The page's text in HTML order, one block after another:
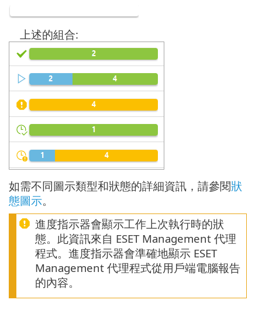
上述的組合:
如需不同圖示類型和狀態的詳細資訊，請參閱狀
態圖示。
進度指示器會顯示工作上次執行時的狀
態。此資訊來自 ESET Management 代理
程式。進度指示器會準確地顯示 ESET
Management 代理程式從用戶端電腦報告
的內容。